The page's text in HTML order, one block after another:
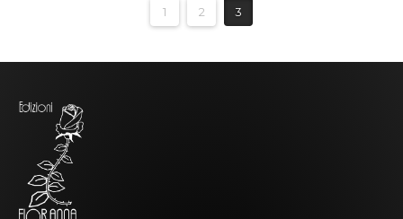
1 2 3